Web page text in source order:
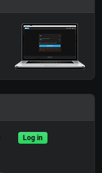
Log in